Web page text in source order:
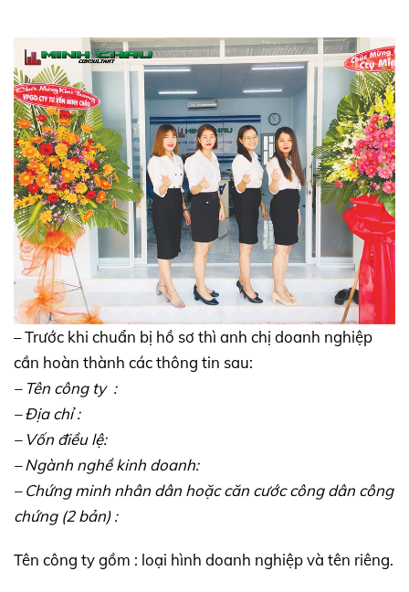
– Trước khi chuẩn bị hồ sơ thì anh chị doanh nghiệp
cần hoàn thành các thông tin sau:
– Tên công ty :
– Địa chỉ :
– Vốn điều lệ:
– Ngành nghề kinh doanh:
– Chứng minh nhân dân hoặc căn cước công dân công
chứng (2 bản) :
Tên công ty gồm : loại hình doanh nghiệp và tên riêng.